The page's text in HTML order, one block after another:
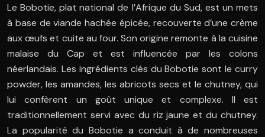
Le Bobotie, plat national de l’Afrique du Sud, est un mets
à base de viande hachée épicée, recouverte d’une crème
aux œufs et cuite au four. Son origine remonte à la cuisine
malaise du Cap et est influencée par les colons
néerlandais. Les ingrédients clés du Bobotie sont le curry
powder, les amandes, les abricots secs et le chutney, qui
lui confèrent un goût unique et complexe. Il est
traditionnellement servi avec du riz jaune et du chutney.
La popularité du Bobotie a conduit à de nombreuses